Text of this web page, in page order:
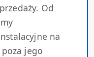
Od
na
jego